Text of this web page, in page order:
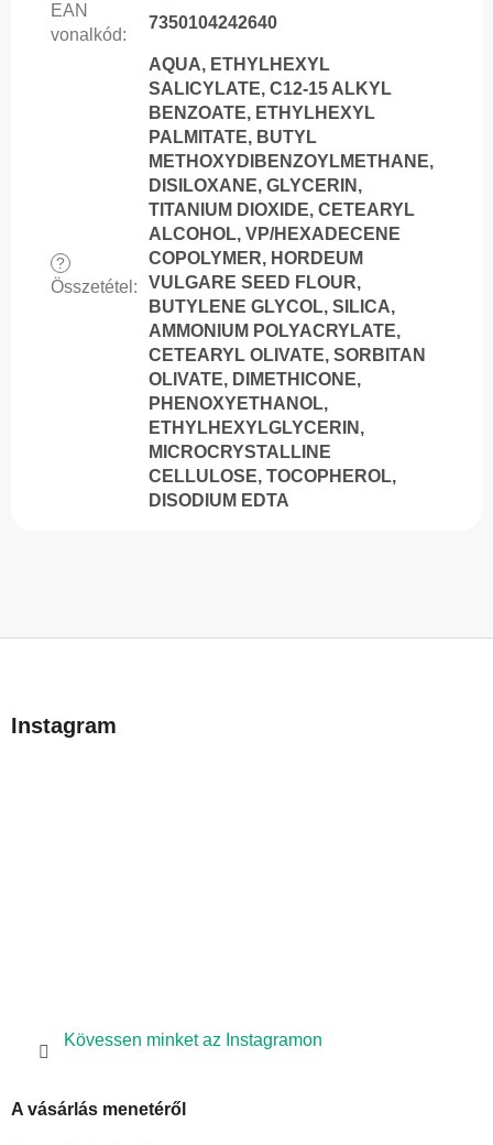
EAN
vonalkód:
7350104242640
?
Összetétel :
AQUA, ETHYLHEXYL
SALICYLATE, C12-15 ALKYL
BENZOATE, ETHYLHEXYL
PALMITATE, BUTYL
METHOXYDIBENZOYLMETHANE,
DISILOXANE, GLYCERIN,
TITANIUM DIOXIDE, CETEARYL
ALCOHOL, VP/HEXADECENE
COPOLYMER, HORDEUM
VULGARE SEED FLOUR,
BUTYLENE GLYCOL, SILICA,
AMMONIUM POLYACRYLATE,
CETEARYL OLIVATE, SORBITAN
OLIVATE, DIMETHICONE,
PHENOXYETHANOL,
ETHYLHEXYLGLYCERIN,
MICROCRYSTALLINE
CELLULOSE, TOCOPHEROL,
DISODIUM EDTA
bInstagram
Kövessen minket az Instagramon
A vásárlás menetéről